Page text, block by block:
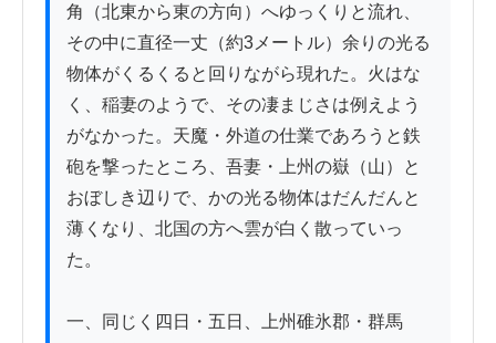
角（北東から東の方向）へゆっくりと流れ、
その中に直径一丈（約3メートル）余りの光る
物体がくるくると回りながら現れた。火はな
く、稲妻のようで、その凄まじさは例えよう
がなかった。天魔・外道の仕業であろうと鉄
砲を撃ったところ、吾妻・上州の嶽（山）と
おぼしき辺りで、かの光る物体はだんだんと
薄くなり、北国の方へ雲が白く散っていっ
た。
一、同じく四日・五日、上州碓氷郡・群馬